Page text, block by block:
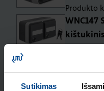
Sutikimas
Produkto
WNC147